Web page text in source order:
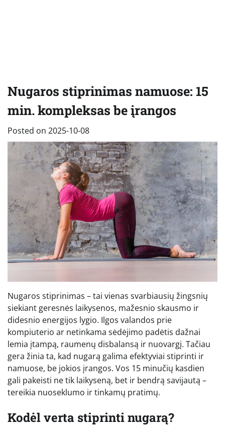
Nugaros stiprinimas namuose: 15
min. kompleksas be įrangos
Posted on 2025-10-08
Nugaros stiprinimas – tai vienas svarbiausių žingsnių
siekiant geresnės laikysenos, mažesnio skausmo ir
didesnio energijos lygio. Ilgos valandos prie
kompiuterio ar netinkama sėdėjimo padėtis dažnai
lemia įtampą, raumenų disbalansą ir nuovargį. Tačiau
gera žinia ta, kad nugarą galima efektyviai stiprinti ir
namuose, be jokios įrangos. Vos 15 minučių kasdien
gali pakeisti ne tik laikyseną, bet ir bendrą savijautą –
tereikia nuoseklumo ir tinkamų pratimų.
Kodėl verta stiprinti nugarą?